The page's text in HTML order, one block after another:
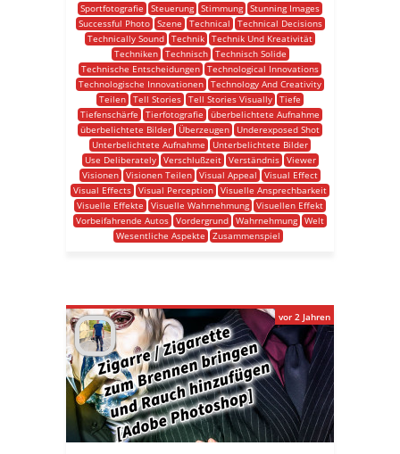
Sportfotografie
Steuerung Stimmung Stunning Images
Successful Photo
Szene Technical
Technical Decisions
Technically Sound Technik Technik Und Kreativität
Techniken
Technisch
Technisch Solide
Technische Entscheidungen Technological Innovations
Technologische Innovationen Technology And Creativity
Teilen Tell Stories Tell Stories Visually Tiefe
Tiefenschärfe
Tierfotografie
überbelichtete Aufnahme
überbelichtete Bilder
Überzeugen
Underexposed Shot
Unterbelichtete Aufnahme
Unterbelichtete Bilder
Use Deliberately
Verschlußzeit Verständnis
Viewer
Visionen Visionen Teilen Visual Appeal
Visual Effect
Visual Effects Visual Perception Visuelle Ansprechbarkeit
Visuelle Effekte
Visuelle Wahrnehmung Visuellen Effekt
Vorbeifahrende Autos Vordergrund Wahrnehmung Welt
Wesentliche Aspekte
Zusammenspiel
vor 2 Jahren